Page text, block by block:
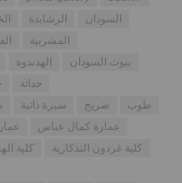
الرشايدة
السودان
المشربية
الهدندوة
بيوت السودان
حداثة
سيرة ذاتية ضريح
طوب
عمارة كمال عباس
كلية
كلية غردون التذكارية